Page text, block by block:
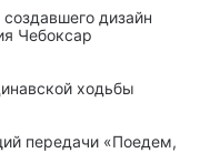
дизайн
Чебоксар
ходьбы
передачи «Поедем,